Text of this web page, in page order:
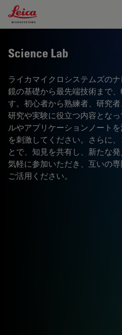
Leica Microsystems Logo
Science Lab
ライカマイクロシステムズの
鏡の基礎から最先端技術まで
す。初心者から熟練者、研究
研究や実験に役立つ内容とな
ルやアプリケーションノート
を刺激してください。さらに
とで、知見を共有し、新たな
気軽に参加いただき、互いの
ご活用ください。